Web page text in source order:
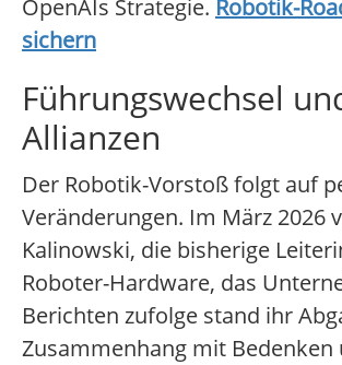
OpenAIs Strategie. Robotik-
sichern
Führungswechsel
Allianzen
Der Robotik-Vorstoß folgt auf
Veränderungen. Im März 2026
Kalinowski, die bisherige
Roboter-Hardware, das
Berichten zufolge stand ihr
Zusammenhang mit Bedenken